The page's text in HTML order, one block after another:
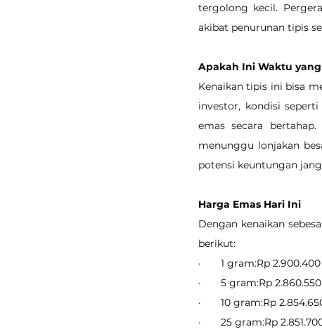
tergolong kecil.
akibat penurunan tipis
Apakah Ini Waktu
Kenaikan tipis ini bisa
investor, kondisi
emas secara
menunggu lonjakan
potensi keuntungan
Harga Emas Hari Ini
Dengan kenaikan
berikut:
·       1 gram:Rp 2.900.400
·       5 gram:Rp 2.860.550
·       10 gram:Rp
·       25 gram:Rp